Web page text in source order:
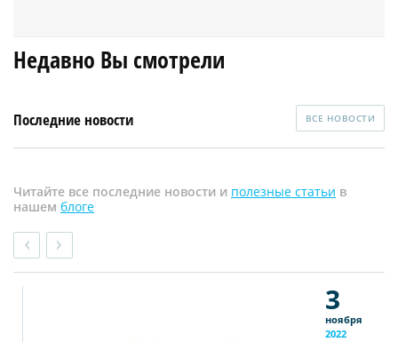
Недавно Вы смотрели
Последние новости ВСЕ НОВОСТИ
Читайте все последние новости и полезные статьи в
нашем блоге
3
ноября
2022